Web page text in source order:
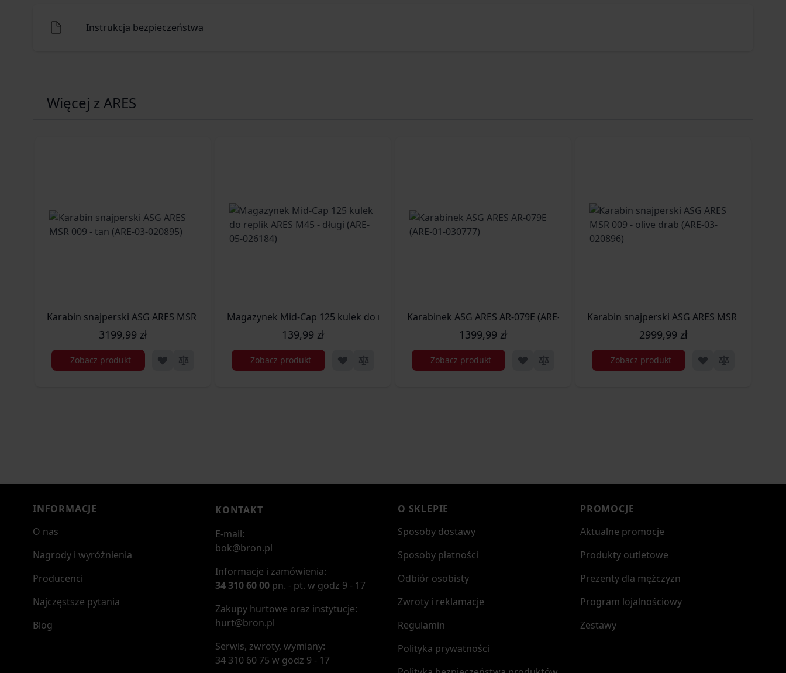
Instrukcja bezpieczeństwa
Więcej z ARES
Karabin snajperski ASG ARES MSR 009 - tan (ARE-03-020895)
3199,99 zł
Zobacz produkt
Magazynek Mid-Cap 125 kulek do replik ARES M45 - długi (ARE-05-026184)
139,99 zł
Zobacz produkt
Karabinek ASG ARES AR-079E (ARE-01-030777)
1399,99 zł
Zobacz produkt
Karabin snajperski ASG ARES MSR 009 -
2999,99 zł
Zobacz produkt
INFORMACJE
O nas
Nagrody i wyróżnienia
Producenci
Najczęstsze pytania
Blog
KONTAKT
E-mail:
bok@bron.pl
Informacje i zamówienia:
34 310 60 00 pn. - pt. w godz 9 - 17
Zakupy hurtowe oraz instytucje:
hurt@bron.pl
Serwis, zwroty, wymiany:
34 310 60 75 w godz 9 - 17
O SKLEPIE
Sposoby dostawy
Sposoby płatności
Odbiór osobisty
Zwroty i reklamacje
Regulamin
Polityka prywatności
PROMOCJE
Aktualne promocje
Produkty outletowe
Prezenty dla mężczyzn
Program lojalnościowy
Zestawy